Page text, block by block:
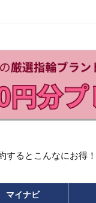
するとこんなにお得
マイナビ